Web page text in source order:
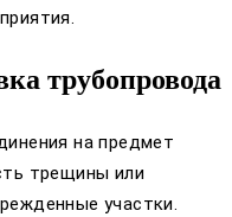
трубопровода
на предмет
трещины или
участки.